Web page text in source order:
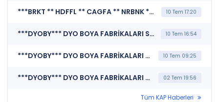
***BRKT ** HDFFL ** CAGFA ** NRBNK ** EKTVK ** ERCB ** DYBNK ** PLGAZ ** CRFSA ** YKYAT ** DYOBY ** KTSVK ** ZKBVR ** AKMEN ** ARZUM*** MERKEZİ KAYIT KURULUŞU A.Ş. (Borçlanma Araçları, Yatırım Fonları ve Varant İtfa/Kupon/Getiri/ Nakdi Uzlaşı Ödeme İşlemleri) 10 Tem 17:20
***DYOBY*** DYO BOYA FABRİKALARI SANAYİ VE TİCARET A.Ş. (Pay Dışında Sermaye Piyasası Aracı İşlemlerine İlişkin Bildirim (Faiz İçeren)) 10 Tem 16:54
***DYOBY*** DYO BOYA FABRİKALARI SANAYİ VE TİCARET A.Ş. (Pay Dışında Sermaye Piyasası Aracı İşlemlerine İlişkin Bildirim (Faiz İçeren)) 10 Tem 09:25
***DYOBY*** DYO BOYA FABRİKALARI SANAYİ VE TİCARET A.Ş. (Sürdürülebilirlik Raporu) 02 Tem 19:56
Tüm KAP Haberleri